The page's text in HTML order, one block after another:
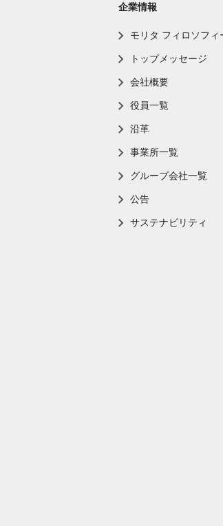
企業情報
モリタ フィロソフィ
トップメッセージ
会社概要
役員一覧
沿革
事業所一覧
グループ会社一覧
公告
サステナビリティ